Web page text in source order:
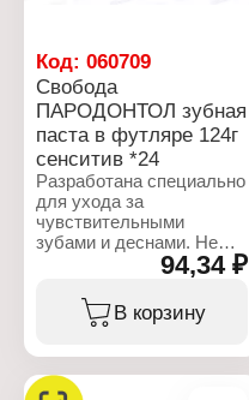
Код: 060709
Свобода
ПАРОДОНТОЛ зубная
паста в футляре 124г
сенситив *24
Разработана специально
для ухода за
чувствительными
зубами и деснами. Не
содержит: SLES, фтор,
пероксиды, агрессивные
отбеливающие и
Гидратированный
94,34 ₽
В корзину